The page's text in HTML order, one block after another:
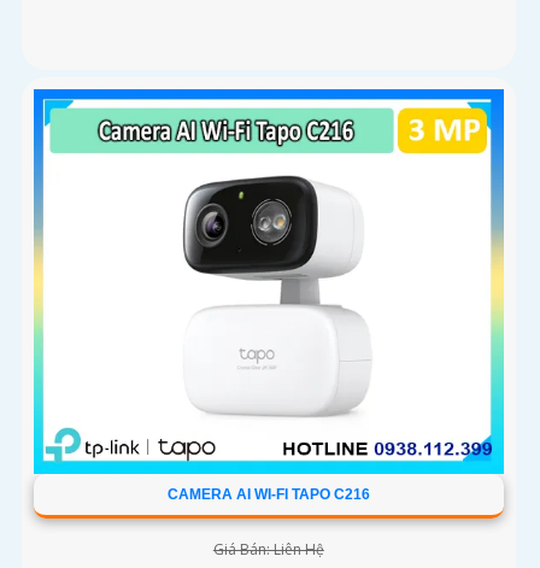
CAMERA AI WI-FI TAPO C216
Giá Bán: Liên Hệ